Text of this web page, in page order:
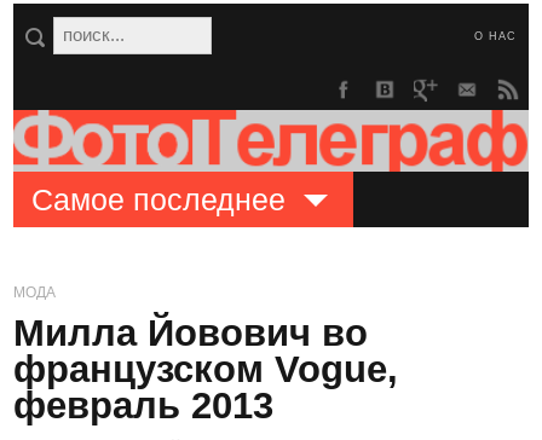
О НАС
Самое последнее
МОДА
Милла Йовович во
французском Vogue,
февраль 2013